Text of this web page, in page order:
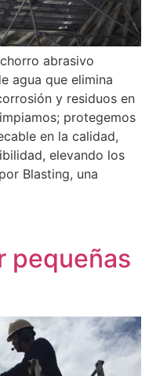
abrasivo
agua que elimina
y residuos en
protegemos
en la calidad,
elevando los
Blasting, una
pequeñas